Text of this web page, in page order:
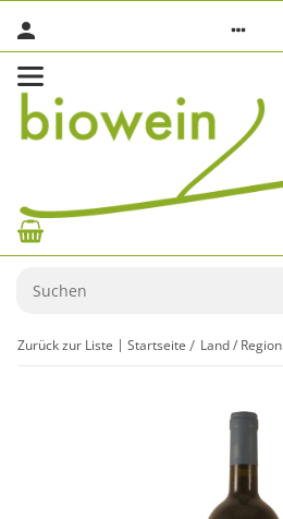
Zurück zur Liste Startseite Land / Region